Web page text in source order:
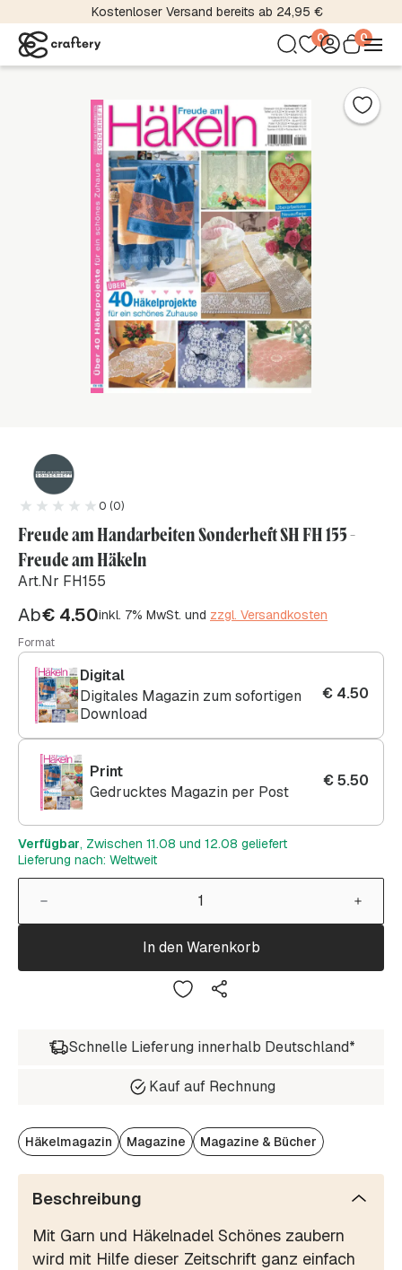
Kostenloser Versand bereits ab 24,95 €
0 0
0 (0)
Freude am Handarbeiten Sonderheft SH FH 155 -
Freude am Häkeln
Art.Nr FH155
Ab€ 4.50inkl. 7% MwSt. und zzgl. Versandkosten
Format
Digital
Digitales Magazin zum sofortigen
Download
€ 4.50
Print
Gedrucktes Magazin per Post
€5.50
Verfügbar, Zwischen 11.08 und 12.08 geliefert
Lieferung nach: Weltweit
In den Warenkorb
Schnelle Lieferung innerhalb Deutschland*
Kauf auf Rechnung
Häkelmagazin Magazine Magazine & Bücher
Beschreibung
Mit Garn und Häkelnadel Schönes zaubern
wird mit Hilfe dieser Zeitschrift ganz einfach